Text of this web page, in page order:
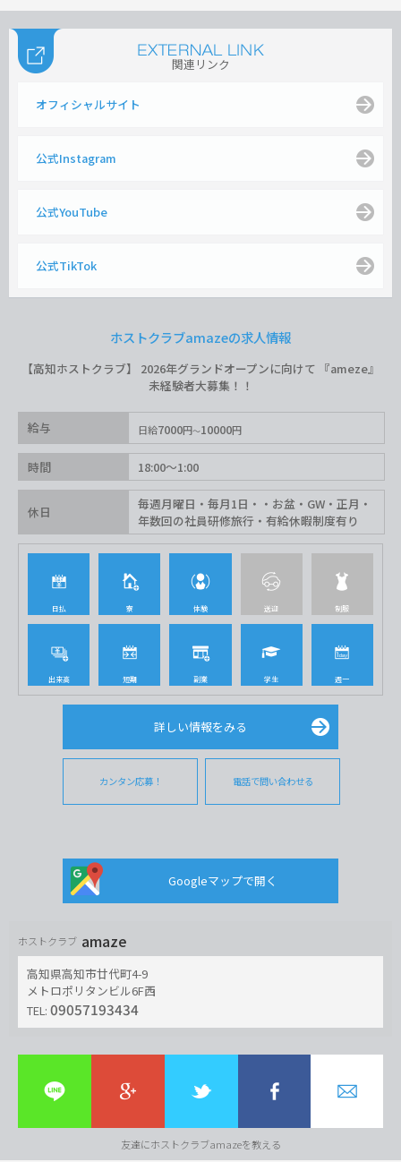
関連リンク
オフィシャルサイト
公式Instagram
公式YouTube
公式TikTok
ホストクラブamazeの求人情報
【高知ホストクラブ】 2026年グランドオープンに向けて 『ameze』
未経験者大募集！！
給与 日給7000円 10000円
時間 18:00〜1:00
休日
毎週月曜日・毎月1日・・お盆・GW・正月・
年数回の社員研修旅行・有給休暇制度有り
日払 寮 体験 送迎 制服
出来高 短期 副業 学生 週一
詳しい情報をみる
カンタン応募！ 電話で問い合わせる
Googleマップで開く
ホストクラブ amaze
高知県高知市廿代町4-9
メトロポリタンビル6F西
TEL: 09057193434
友達にホストクラブamazeを教える